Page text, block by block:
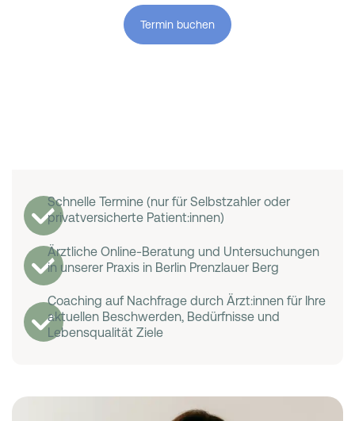
Termin buchen
Schnelle Termine (nur für Selbstzahler oder
privatversicherte Patient:innen)
Ärztliche Online-Beratung und Untersuchungen
in unserer Praxis in Berlin Prenzlauer Berg
Coaching auf Nachfrage durch Ärzt:innen für Ihre
aktuellen Beschwerden, Bedürfnisse und
Lebensqualität Ziele